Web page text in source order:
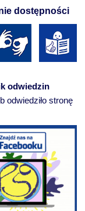
dostępności
odwiedzin
odwiedziło stronę